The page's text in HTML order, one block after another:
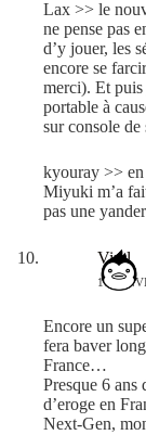
Lax >> le
ne pense pas
d’y jouer, les
encore se
merci). Et puis
portable à
sur console
kyouray >> en
Miyuki m’a
pas une
Viral
16
Encore un
fera baver
France…
Presque 6 ans
d’eroge en
Next-Gen,